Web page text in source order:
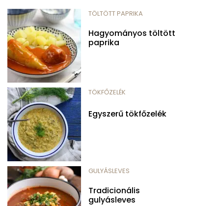
TÖLTÖTT PAPRIKA
Hagyományos töltött
paprika
TÖKFŐZELÉK
Egyszerű tökfőzelék
GULYÁSLEVES
Tradicionális
gulyásleves